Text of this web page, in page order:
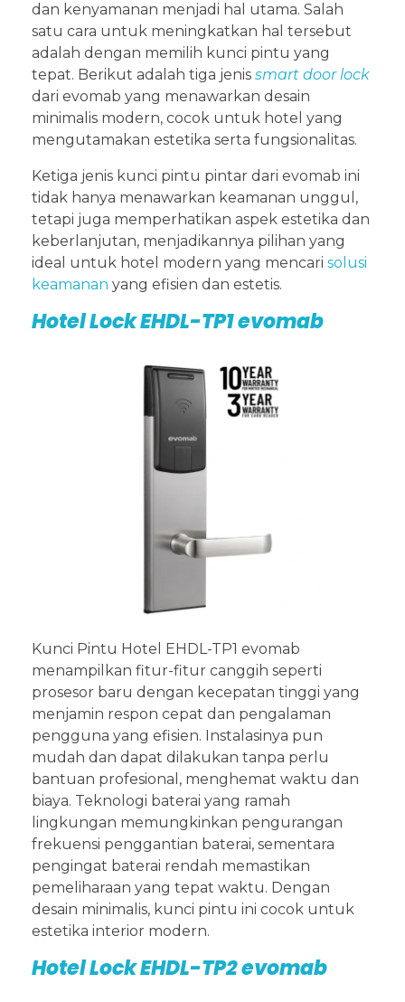
dan kenyamanan menjadi hal utama. Salah
satu cara untuk meningkatkan hal tersebut
adalah dengan memilih kunci pintu yang
tepat. Berikut adalah tiga jenis smart door lock
dari evomab yang menawarkan desain
minimalis modern, cocok untuk hotel yang
mengutamakan estetika serta fungsionalitas.
Ketiga jenis kunci pintu pintar dari evomab ini
tidak hanya menawarkan keamanan unggul,
tetapi juga memperhatikan aspek estetika dan
keberlanjutan, menjadikannya pilihan yang
ideal untuk hotel modern yang mencari solusi
keamanan yang efisien dan estetis.
Hotel Lock EHDL-TP1 evomab
Kunci Pintu Hotel EHDL-TP1 evomab
menampilkan fitur-fitur canggih seperti
prosesor baru dengan kecepatan tinggi yang
menjamin respon cepat dan pengalaman
pengguna yang efisien. Instalasinya pun
mudah dan dapat dilakukan tanpa perlu
bantuan profesional, menghemat waktu dan
biaya. Teknologi baterai yang ramah
lingkungan memungkinkan pengurangan
frekuensi penggantian baterai, sementara
pengingat baterai rendah memastikan
pemeliharaan yang tepat waktu. Dengan
desain minimalis, kunci pintu ini cocok untuk
estetika interior modern.
Hotel Lock EHDL-TP2 evomab